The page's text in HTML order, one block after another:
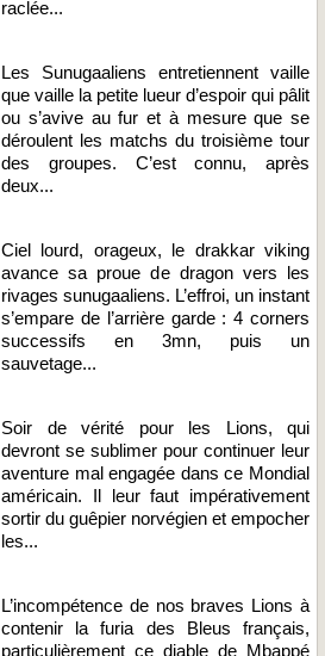
raclée...
Les Sunugaaliens entretiennent vaille
que vaille la petite lueur d’espoir qui pâlit
ou s’avive au fur et à mesure que se
déroulent les matchs du troisième tour
des groupes. C’est connu, après
deux...
Ciel lourd, orageux, le drakkar viking
avance sa proue de dragon vers les
rivages sunugaaliens. L’effroi, un instant
s’empare de l’arrière garde : 4 corners
successifs en 3mn, puis un
sauvetage...
Soir de vérité pour les Lions, qui
devront se sublimer pour continuer leur
aventure mal engagée dans ce Mondial
américain. Il leur faut impérativement
sortir du guêpier norvégien et empocher
les...
L’incompétence de nos braves Lions à
contenir la furia des Bleus français,
particulièrement ce diable de Mbappé